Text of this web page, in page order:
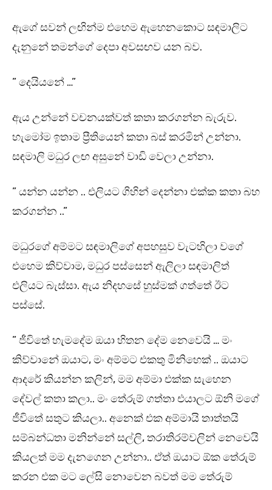
ඇගේ සවන් ලඟින්ම එහෙම ඇහෙනකොට සඳමාලිට
දැනුනේ තමන්ගේ දෙපා අවසඟව යන බව.
” දෙයියනේ …”
ඇය උන්නේ වචනයක්වත් කතා කරගන්න බැරුව.
හැමෝම ඉතාම ප්‍රීතියෙන් කතා බස් කරමින් උන්නා.
සඳමාලි මධුර ලඟ අසුනේ වාඩි වෙලා උන්නා.
” යන්න යන්න .. එලියට ගිහින් දෙන්නා එක්ක කතා බහ
කරගන්න ..”
මධුරගේ අම්මට සඳමාලිගේ අපහසුව වැටහිලා වගේ
එහෙම කිව්වාම, මධුර පස්සෙන් ඇලිලා සඳමාලිත්
එලියට බැස්සා. ඇය නිදහසේ හුස්මක් ගත්තේ ඊට
පස්සේ.
” ජීවිතේ හැමදේම ඔයා හිතන දේම නෙවෙයි … මං
කිව්වානේ ඔයාට, මං අම්මට එකතු මිනිහෙක් .. ඔයාට
ආදරේ කියන්න කලින්, මම අම්මා එක්ක සැහෙන
දේවල් කතා කලා.. මං තේරුම් ගත්තා එයාලට ඕනි මගේ
ජීවිතේ සතුට කියලා.. අනෙක් එක අම්මායි තාත්තයි
සම්බන්ධතා මනින්නේ සල්ලි, තරාතිරම්වලින් නෙවෙයි
කියලත් මම දැනගෙන උන්නා.. ඒත් ඔයාට ඕක තේරුම්
කරන එක මට ලේසි නොවෙන බවත් මම තේරුම්